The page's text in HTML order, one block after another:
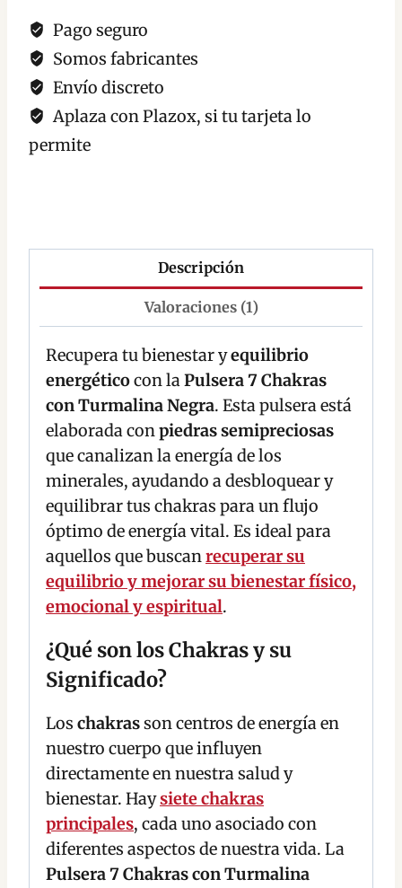
Pago seguro
Somos fabricantes
Envío discreto
Aplaza con Plazox, si tu tarjeta lo
permite
Descripción
Valoraciones (1)
Recupera tu bienestar yequilibrio
energéticocon laPulsera 7 Chakras
con Turmalina Negra. Esta pulsera está
elaborada conpiedras semipreciosas
que canalizan la energía de los
minerales, ayudando a desbloquear y
equilibrar tus chakras para un flujo
óptimo de energía vital. Es ideal para
aquellos que buscanrecuperar su
equilibrio y mejorar su bienestar físico,
emocional y espiritual.
¿Qué son los Chakras y su
Significado?
Los chakrasson centros de energía en
nuestro cuerpo que influyen
directamente en nuestra salud y
bienestar. Haysiete chakras
principales, cada uno asociado con
diferentes aspectos de nuestra vida. La
Pulsera 7 Chakras con Turmalina